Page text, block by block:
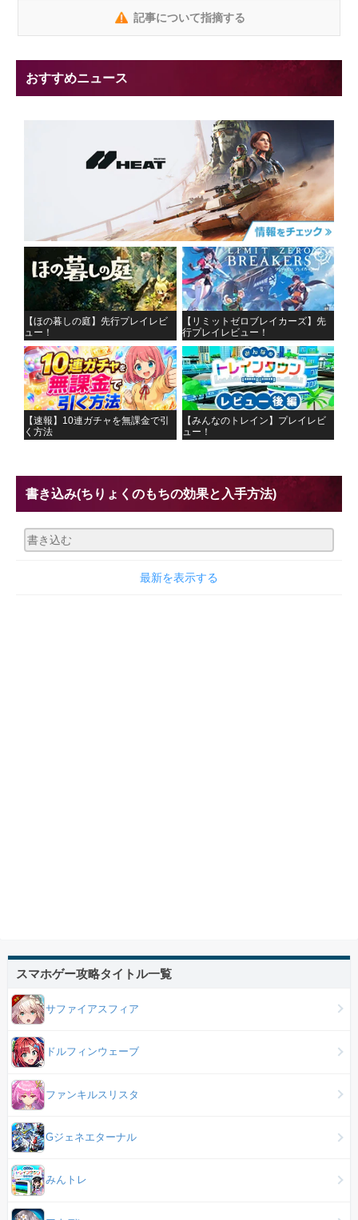
記事について指摘する
おすすめニュース
【ほの暮しの庭】先行プレイレビ
ュー！
【リミットゼロブレイカーズ】先
行プレイレビュー！
【速報】10連ガチャを無課金で引
く方法
【みんなのトレイン】プレイレビ
ュー！
書き込み(ちりょくのもちの効果と入手方法)
最新を表示する
スマホゲー攻略タイトル一覧
サファイアスフィア
ドルフィンウェーブ
ファンキルスリスタ
Gジェネエターナル
みんトレ